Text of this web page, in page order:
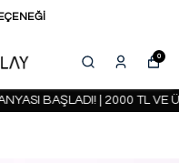
0
BAŞLADI! | 2000 TL VE